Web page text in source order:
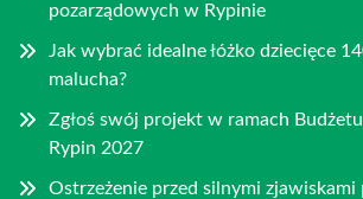
pozarządowych w Rypinie
Jak wybrać idealne łóżko dziecięce
malucha?
Zgłoś swój projekt w ramach
Rypin 2027
Ostrzeżenie przed silnymi zjawiskami